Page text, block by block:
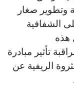
وتطوير صغار
الشفافية
هذه
تأثير مبادرة
الريفية عن